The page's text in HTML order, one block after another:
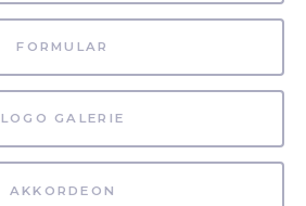
FORMULAR
LOGO GALERIE
AKKORDEON